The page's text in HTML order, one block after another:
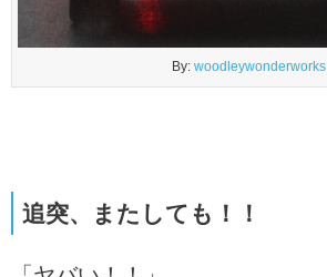
By: woodleywonderworks
追突、またしても！！